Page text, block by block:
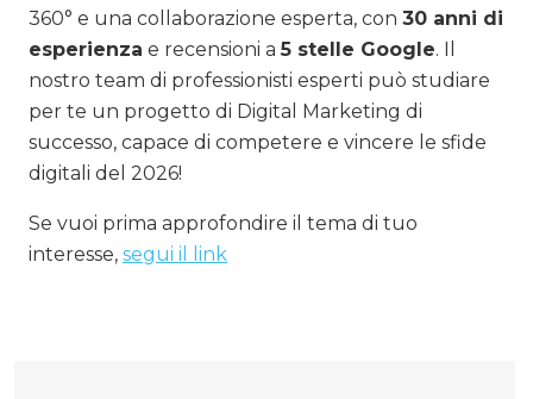
360° e una collaborazione esperta, con 30 anni di
esperienza e recensioni a5 stelle Google. Il
nostro team di professionisti esperti può studiare
per te un progetto di Digital Marketing di
successo, capace di competere e vincere le sfide
digitali del 2026!
Se vuoi prima approfondire il tema di tuo
interesse, segui il link